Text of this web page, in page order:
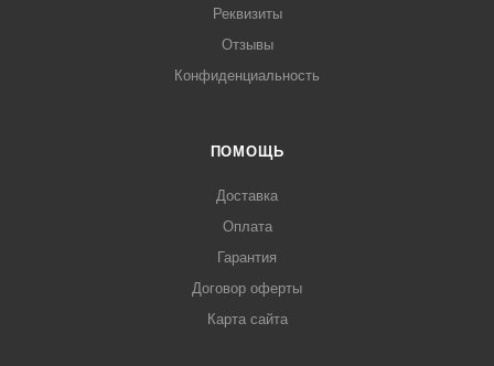
Реквизиты
Отзывы
Конфиденциальность
ПОМОЩЬ
Доставка
Оплата
Гарантия
Договор оферты
Карта сайта